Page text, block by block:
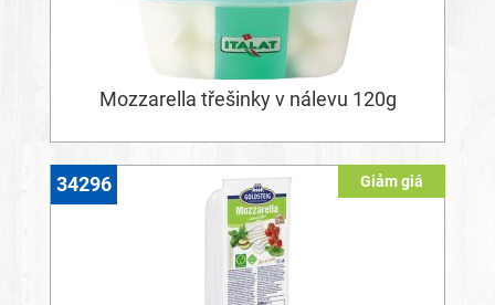
Mozzarella třešinky v nálevu 120g
Giảm giá
34296